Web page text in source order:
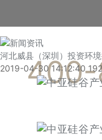
河北威县（深圳）投资环
2019-04-30 14:12:40